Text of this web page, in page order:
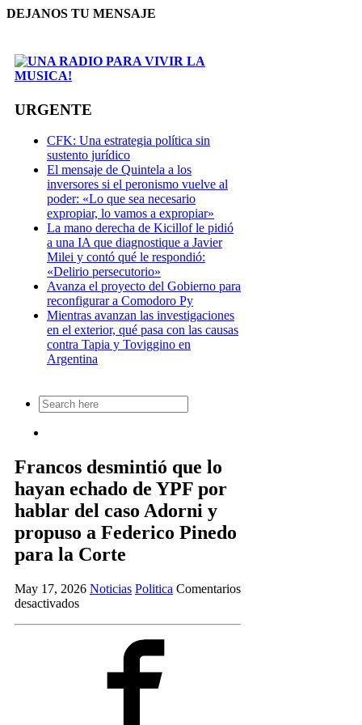
DEJANOS TU MENSAJE
URGENTE
CFK: Una estrategia política sin
sustento jurídico
El mensaje de Quintela a los
inversores si el peronismo vuelve al
poder: «Lo que sea necesario
expropiar, lo vamos a expropiar»
La mano derecha de Kicillof le pidió
a una IA que diagnostique a Javier
Milei y contó qué le respondió:
«Delirio persecutorio»
Avanza el proyecto del Gobierno para
reconfigurar a Comodoro Py
Mientras avanzan las investigaciones
en el exterior, qué pasa con las causas
contra Tapia y Toviggino en
Argentina
Search
for:
Francos desmintió que lo
hayan echado de YPF por
hablar del caso Adorni y
propuso a Federico Pinedo
para la Corte
May 17, 2026 Noticias Politica Comentarios
desactivadosen
hayan
echado